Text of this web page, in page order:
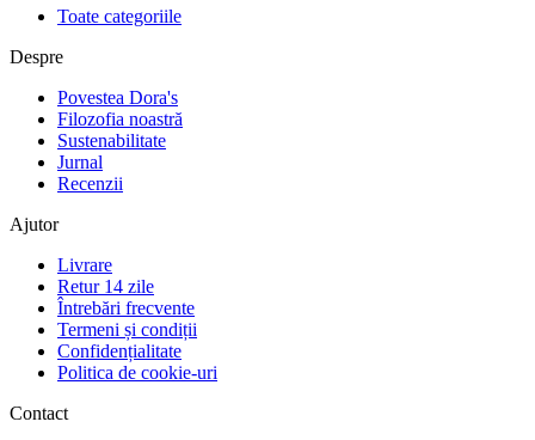
Toate categoriile
Despre
Povestea Dora's
Filozofia noastră
Sustenabilitate
Jurnal
Recenzii
Ajutor
Livrare
Retur 14 zile
Întrebări frecvente
Termeni și condiții
Confidențialitate
Politica de cookie-uri
Contact